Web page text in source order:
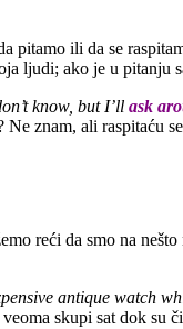
pitamo ili da se
ljudi; ako je u pitanju
know, but I’ll ask
znam, ali raspitaću
reći da smo na nešto
antique watch
skupi sat dok su